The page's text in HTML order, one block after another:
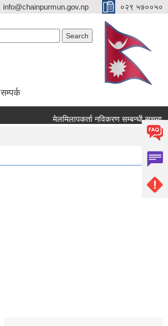
info@chainpurmun.gov.np ०२९ ५७००५०
सम्पर्क
मेलमिलापकर्ता नविकरण सम्बन्धी सूचना